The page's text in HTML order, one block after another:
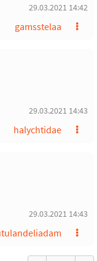
29.03.2021 14:42
gamsstelaa
29.03.2021 14:43
halychtidae
29.03.2021 14:43